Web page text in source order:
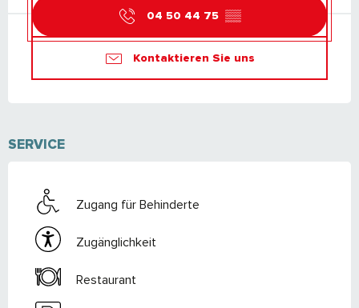
04 50 44 75 ▒▒
Kontaktieren Sie uns
SERVICE
Zugang für Behinderte
Zugänglichkeit
Restaurant